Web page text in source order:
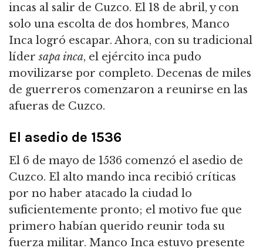
incas al salir de Cuzco. El 18 de abril, y con
solo una escolta de dos hombres, Manco
Inca logró escapar. Ahora, con su tradicional
líder sapa inca, el ejército inca pudo
movilizarse por completo. Decenas de miles
de guerreros comenzaron a reunirse en las
afueras de Cuzco.
El asedio de 1536
El 6 de mayo de 1536 comenzó el asedio de
Cuzco. El alto mando inca recibió críticas
por no haber atacado la ciudad lo
suficientemente pronto; el motivo fue que
primero habían querido reunir toda su
fuerza militar. Manco Inca estuvo presente